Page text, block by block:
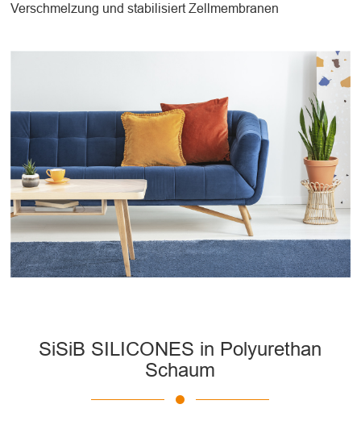
Verschmelzung und stabilisiert Zellmembranen
SiSiB SILICONES in Polyurethan
Schaum